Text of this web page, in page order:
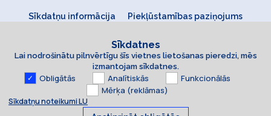
Sīkdatņu informācija Piekļūstamības paziņojums
Sīkdatnes
Lai nodrošinātu pilnvērtīgu šīs vietnes lietošanas pieredzi, mēs
izmantojam sīkdatnes.
Obligātās Analītiskās
Funkcionālās
Mērķa (reklāmas)
Sīkdatņu noteikumi LU